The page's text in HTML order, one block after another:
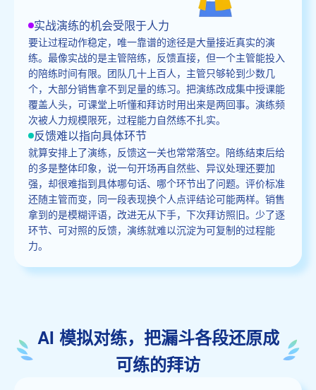
实战演练的机会受限于人力
要让过程动作稳定，唯一靠谱的途径是大量接近真实的演
练。最像实战的是主管陪练，反馈直接，但一个主管能投入
的陪练时间有限。团队几十上百人，主管只够轮到少数几
个，大部分销售拿不到足量的练习。把演练改成集中授课能
覆盖人头，可课堂上听懂和拜访时用出来是两回事。演练频
次被人力规模限死，过程能力自然练不扎实。
反馈难以指向具体环节
就算安排上了演练，反馈这一关也常常落空。陪练结束后给
的多是整体印象，说一句开场再自然些、异议处理还要加
强，却很难指到具体哪句话、哪个环节出了问题。评价标准
还随主管而变，同一段表现换个人点评结论可能两样。销售
拿到的是模糊评语，改进无从下手，下次拜访照旧。少了逐
环节、可对照的反馈，演练就难以沉淀为可复制的过程能
力。
AI 模拟对练，把漏斗各段还原成
可练的拜访